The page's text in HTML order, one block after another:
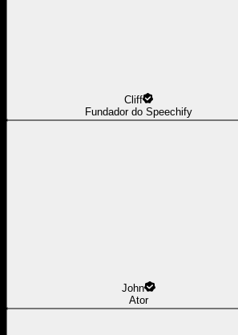
Cliff
Fundador do Speechify
John
Ator